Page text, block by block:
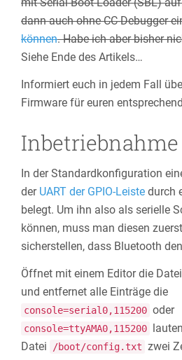
dann auch ohne CC-Debugger
können. Habe ich aber bisher
Siehe Ende des Artikels…
Informiert euch in jedem Fall
Firmware für euren
Inbetriebnahme
In der Standardkonfiguration
der UART der GPIO-Leiste durch
belegt. Um ihn also als serielle
können, muss man diesen
sicherstellen, dass Bluetooth
Öffnet mit einem Editor die Datei
und entfernet alle Einträge die
console=serial0,115200 oder
console=ttyAMA0,115200
Datei
/boot/config.txt zwei